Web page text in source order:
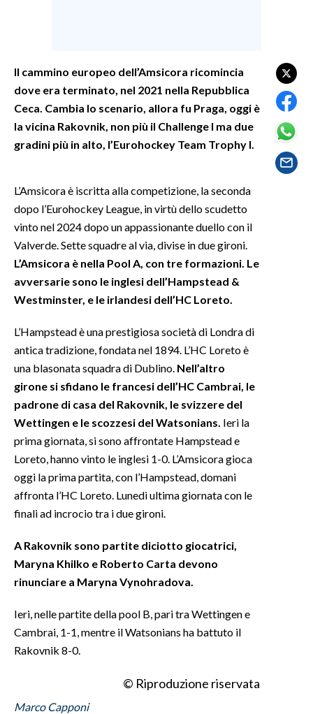
SPETTACOLI
NOTIZIE
EVENTI
#CARAUNIONE
INSULARITÀ
ABBONATI
ANNUNCI
NECROLOGI
PUBBLICITÀ
SPIAGGE
STORE
Il cammino europeo dell’Amsicora ricomincia
dove era terminato, nel 2021 nella Repubblica
Ceca. Cambia lo scenario, allora fu Praga, oggi è
la vicina Rakovnik, non più il Challenge I ma due
gradini più in alto, l’Eurohockey Team Trophy I.
L’Amsicora è iscritta alla competizione, la seconda
dopo l’Eurohockey League, in virtù dello scudetto
vinto nel 2024 dopo un appassionante duello con il
Valverde. Sette squadre al via, divise in due gironi.
L’Amsicora è nella Pool A, con tre formazioni. Le
avversarie sono le inglesi dell’Hampstead &
Westminster, e le irlandesi dell’HC Loreto.
L’Hampstead è una prestigiosa società di Londra di
antica tradizione, fondata nel 1894. L’HC Loreto è
una blasonata squadra di Dublino. Nell’altro
girone si sfidano le francesi dell’HC Cambrai, le
padrone di casa del Rakovnik, le svizzere del
Wettingen e le scozzesi del Watsonians. Ieri la
prima giornata, si sono affrontate Hampstead e
Loreto, hanno vinto le inglesi 1-0. L’Amsicora gioca
oggi la prima partita, con l’Hampstead, domani
affronta l’HC Loreto. Lunedì ultima giornata con le
finali ad incrocio tra i due gironi.
A Rakovnik sono partite diciotto giocatrici,
Maryna Khilko e Roberto Carta devono
rinunciare a Maryna Vynohradova.
Ieri, nelle partite della pool B, pari tra Wettingen e
Cambrai, 1-1, mentre il Watsonians ha battuto il
Rakovnik 8-0.
© Riproduzione riservata
Marco Capponi